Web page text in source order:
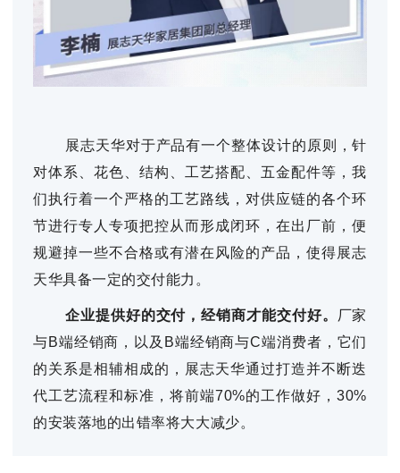
展志天华对于产品有一个整体设计的原则，针
对体系、花色、结构、工艺搭配、五金配件等，我
们执行着一个严格的工艺路线，对供应链的各个环
节进行专人专项把控从而形成闭环，在出厂前，便
规避掉一些不合格或有潜在风险的产品，使得展志
天华具备一定的交付能力。
企业提供好的交付，经销商才能交付好。 厂家
与B端经销商，以及B端经销商与C端消费者，它们
的关系是相辅相成的，展志天华通过打造并不断迭
代工艺流程和标准，将前端70%的工作做好，30%
的安装落地的出错率将大大减少。